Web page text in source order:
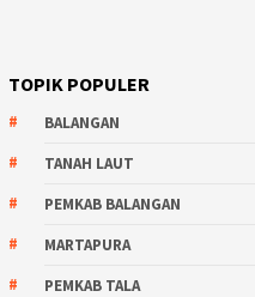
TOPIK POPULER
BALANGAN
TANAH LAUT
PEMKAB BALANGAN
MARTAPURA
PEMKAB TALA